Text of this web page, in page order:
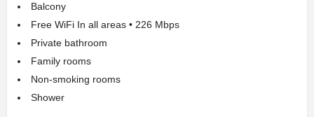
Balcony
Free WiFi In all areas • 226 Mbps
Private bathroom
Family rooms
Non-smoking rooms
Shower